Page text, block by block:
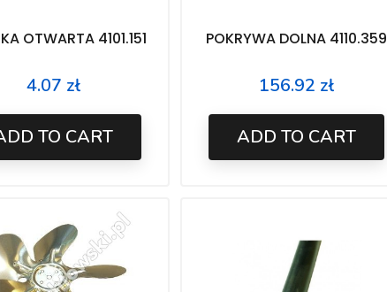
OTWARTA 4101.151
Price
4.07 zł
TO CART
POKRYWA DOLNA 4110.359
Price
156.92 zł
ADD TO CART